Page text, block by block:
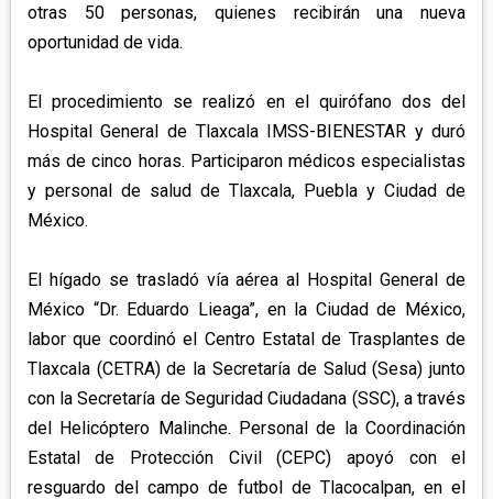
otras 50 personas, quienes recibirán una nueva
oportunidad de vida.
El procedimiento se realizó en el quirófano dos del
Hospital General de Tlaxcala IMSS-BIENESTAR y duró
más de cinco horas. Participaron médicos especialistas
y personal de salud de Tlaxcala, Puebla y Ciudad de
México.
El hígado se trasladó vía aérea al Hospital General de
México “Dr. Eduardo Lieaga”, en la Ciudad de México,
labor que coordinó el Centro Estatal de Trasplantes de
Tlaxcala (CETRA) de la Secretaría de Salud (Sesa) junto
con la Secretaría de Seguridad Ciudadana (SSC), a través
del Helicóptero Malinche. Personal de la Coordinación
Estatal de Protección Civil (CEPC) apoyó con el
resguardo del campo de futbol de Tlacocalpan, en el